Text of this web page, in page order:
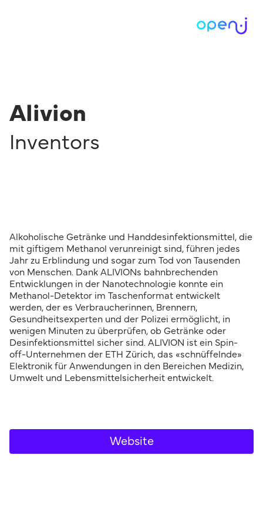
Alivion
Inventors
Alkoholische Getränke und Handdesinfektionsmittel, die
mit giftigem Methanol verunreinigt sind, führen jedes
Jahr zu Erblindung und sogar zum Tod von Tausenden
von Menschen. Dank ALIVIONs bahnbrechenden
Entwicklungen in der Nanotechnologie konnte ein
Methanol-Detektor im Taschenformat entwickelt
werden, der es Verbraucherinnen, Brennern,
Gesundheitsexperten und der Polizei ermöglicht, in
wenigen Minuten zu überprüfen, ob Getränke oder
Desinfektionsmittel sicher sind. ALIVION ist ein Spin-
off-Unternehmen der ETH Zürich, das «schnüffelnde»
Elektronik für Anwendungen in den Bereichen Medizin,
Umwelt und Lebensmittelsicherheit entwickelt.
Website